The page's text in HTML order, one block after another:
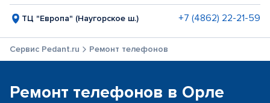
ТЦ "Европа" (Наугорское ш.) +7 (4862) 22-21-59
Сервис Pedant.ru Ремонт телефонов
Ремонт телефонов в Орле